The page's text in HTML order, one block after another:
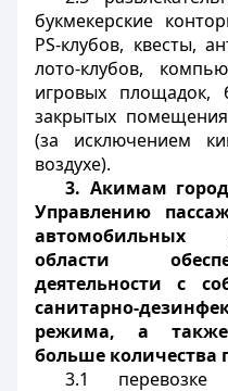
букмекерские
PS-клубов, квесты,
лото-клубов,
игровых площадок,
закрытых
(за исключением
воздухе).
3. Акимам
Управлению
автомобильных
области
деятельности с
санитарно-
режима, а
больше количества
3.1 перевозке